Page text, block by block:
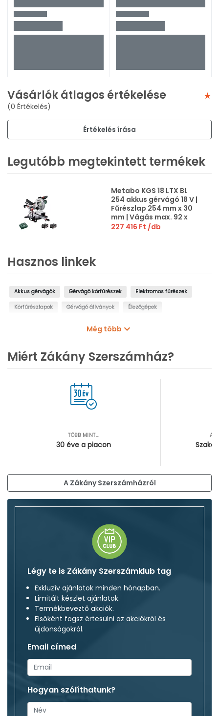
Vásárlók átlagos értékelése
(0 Értékelés)
Értékelés írása
Legutóbb megtekintett termékek
Metabo KGS 18 LTX BL
254 akkus gérvágó 18 V |
Fűrészlap 254 mm x 30
mm | Vágás max. 92 x
305 mm |
227 416 Ft /db
Hasznos linkek
Akkus gérvágók Gérvágó körfűrészek Elektromos fűrészek
Körfűrészlapok Gérvágó állványok Élezőgépek
Még több
Miért Zákány Szerszámház?
TÖBB MINT...
30 éve a piacon
A Zákány Szerszámházról
Légy te is Zákány Szerszámklub tag
Exkluzív ajánlatok minden hónapban.
Limitált készlet ajánlatok.
Termékbeveztő akciók.
Elsőként fogsz értesülni az akciókról és
újdonságokról.
Email címed
Hogyan szólíthatunk?